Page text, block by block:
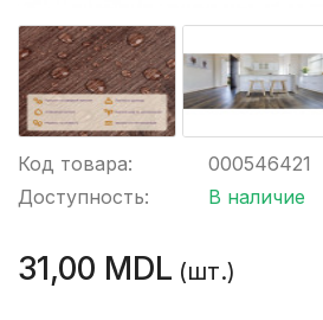
Код товара:
Доступность:
000546421
В наличие
31,00 MDL (шт.)